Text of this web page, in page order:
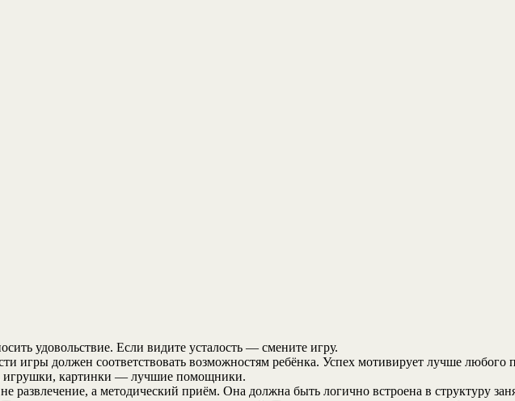
удовольствие. Если видите усталость — смените игру.
игры должен соответствовать возможностям ребёнка. Успех мотивирует лучше любого
игрушки, картинки — лучшие помощники.
развлечение, а методический приём. Она должна быть логично встроена в структуру